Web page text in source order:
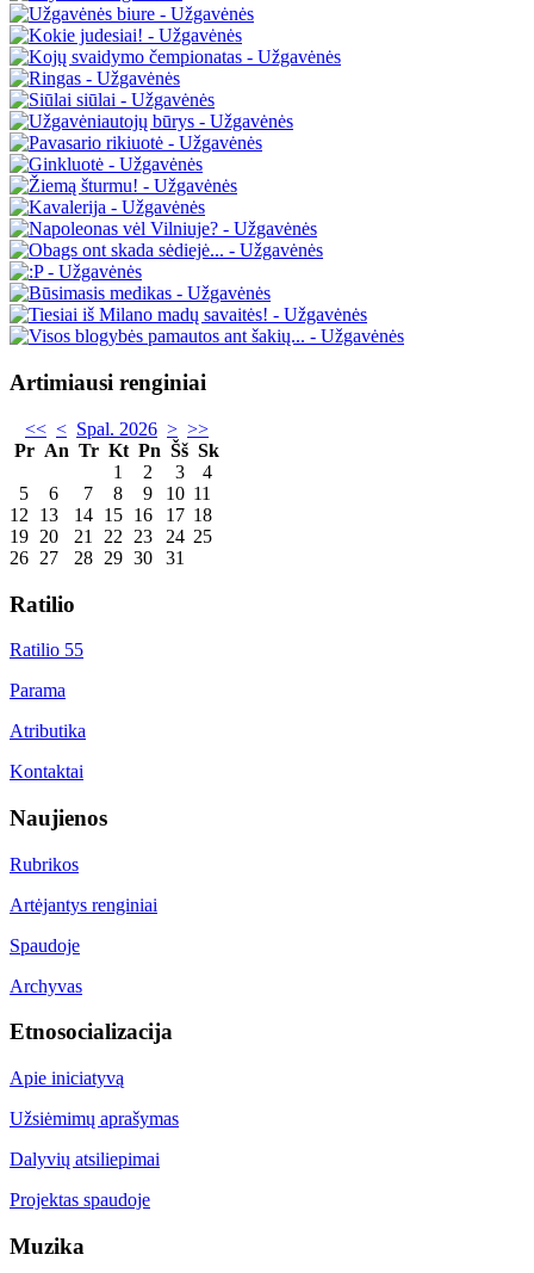
Artimiausi renginiai
<< < Spal. 2026 > >>
Pr An Tr Kt Pn Šš Sk
1
2 3
4
5
6 7 8 9 10 11
12
13 14 15 16 17 18
19 20 21 22 23 24 25
26 27 28 29 30 31
Ratilio
Ratilio 55
Parama
Atributika
Kontaktai
Naujienos
Rubrikos
Artėjantys renginiai
Spaudoje
Archyvas
Etnosocializacija
Apie iniciatyvą
Užsiėmimų aprašymas
Dalyvių atsiliepimai
Projektas spaudoje
Muzika